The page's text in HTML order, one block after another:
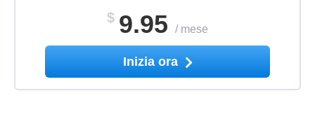
$ 9.95 / mese
Inizia ora